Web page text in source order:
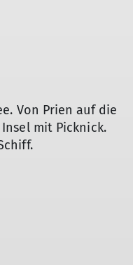
Von Prien auf die
mit Picknick.